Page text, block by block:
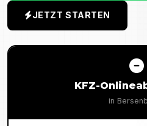
JETZT STARTEN
KFZ-
in